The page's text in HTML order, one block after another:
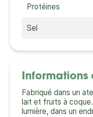
Protéines
Sel
Informations
Fabriqué dans un
lait et fruits à
lumière, dans un